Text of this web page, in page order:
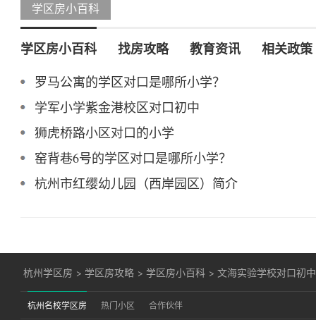
学区房小百科
学区房小百科 找房攻略 教育资讯 相关政策
罗马公寓的学区对口是哪所小学？
学军小学紫金港校区对口初中
狮虎桥路小区对口的小学
窑背巷6号的学区对口是哪所小学？
杭州市红缨幼儿园（西岸园区）简介
杭州学区房 > 学区房攻略 > 学区房小百科 >文海实验学校对口初中
杭州名校学区房 热门小区 合作伙伴